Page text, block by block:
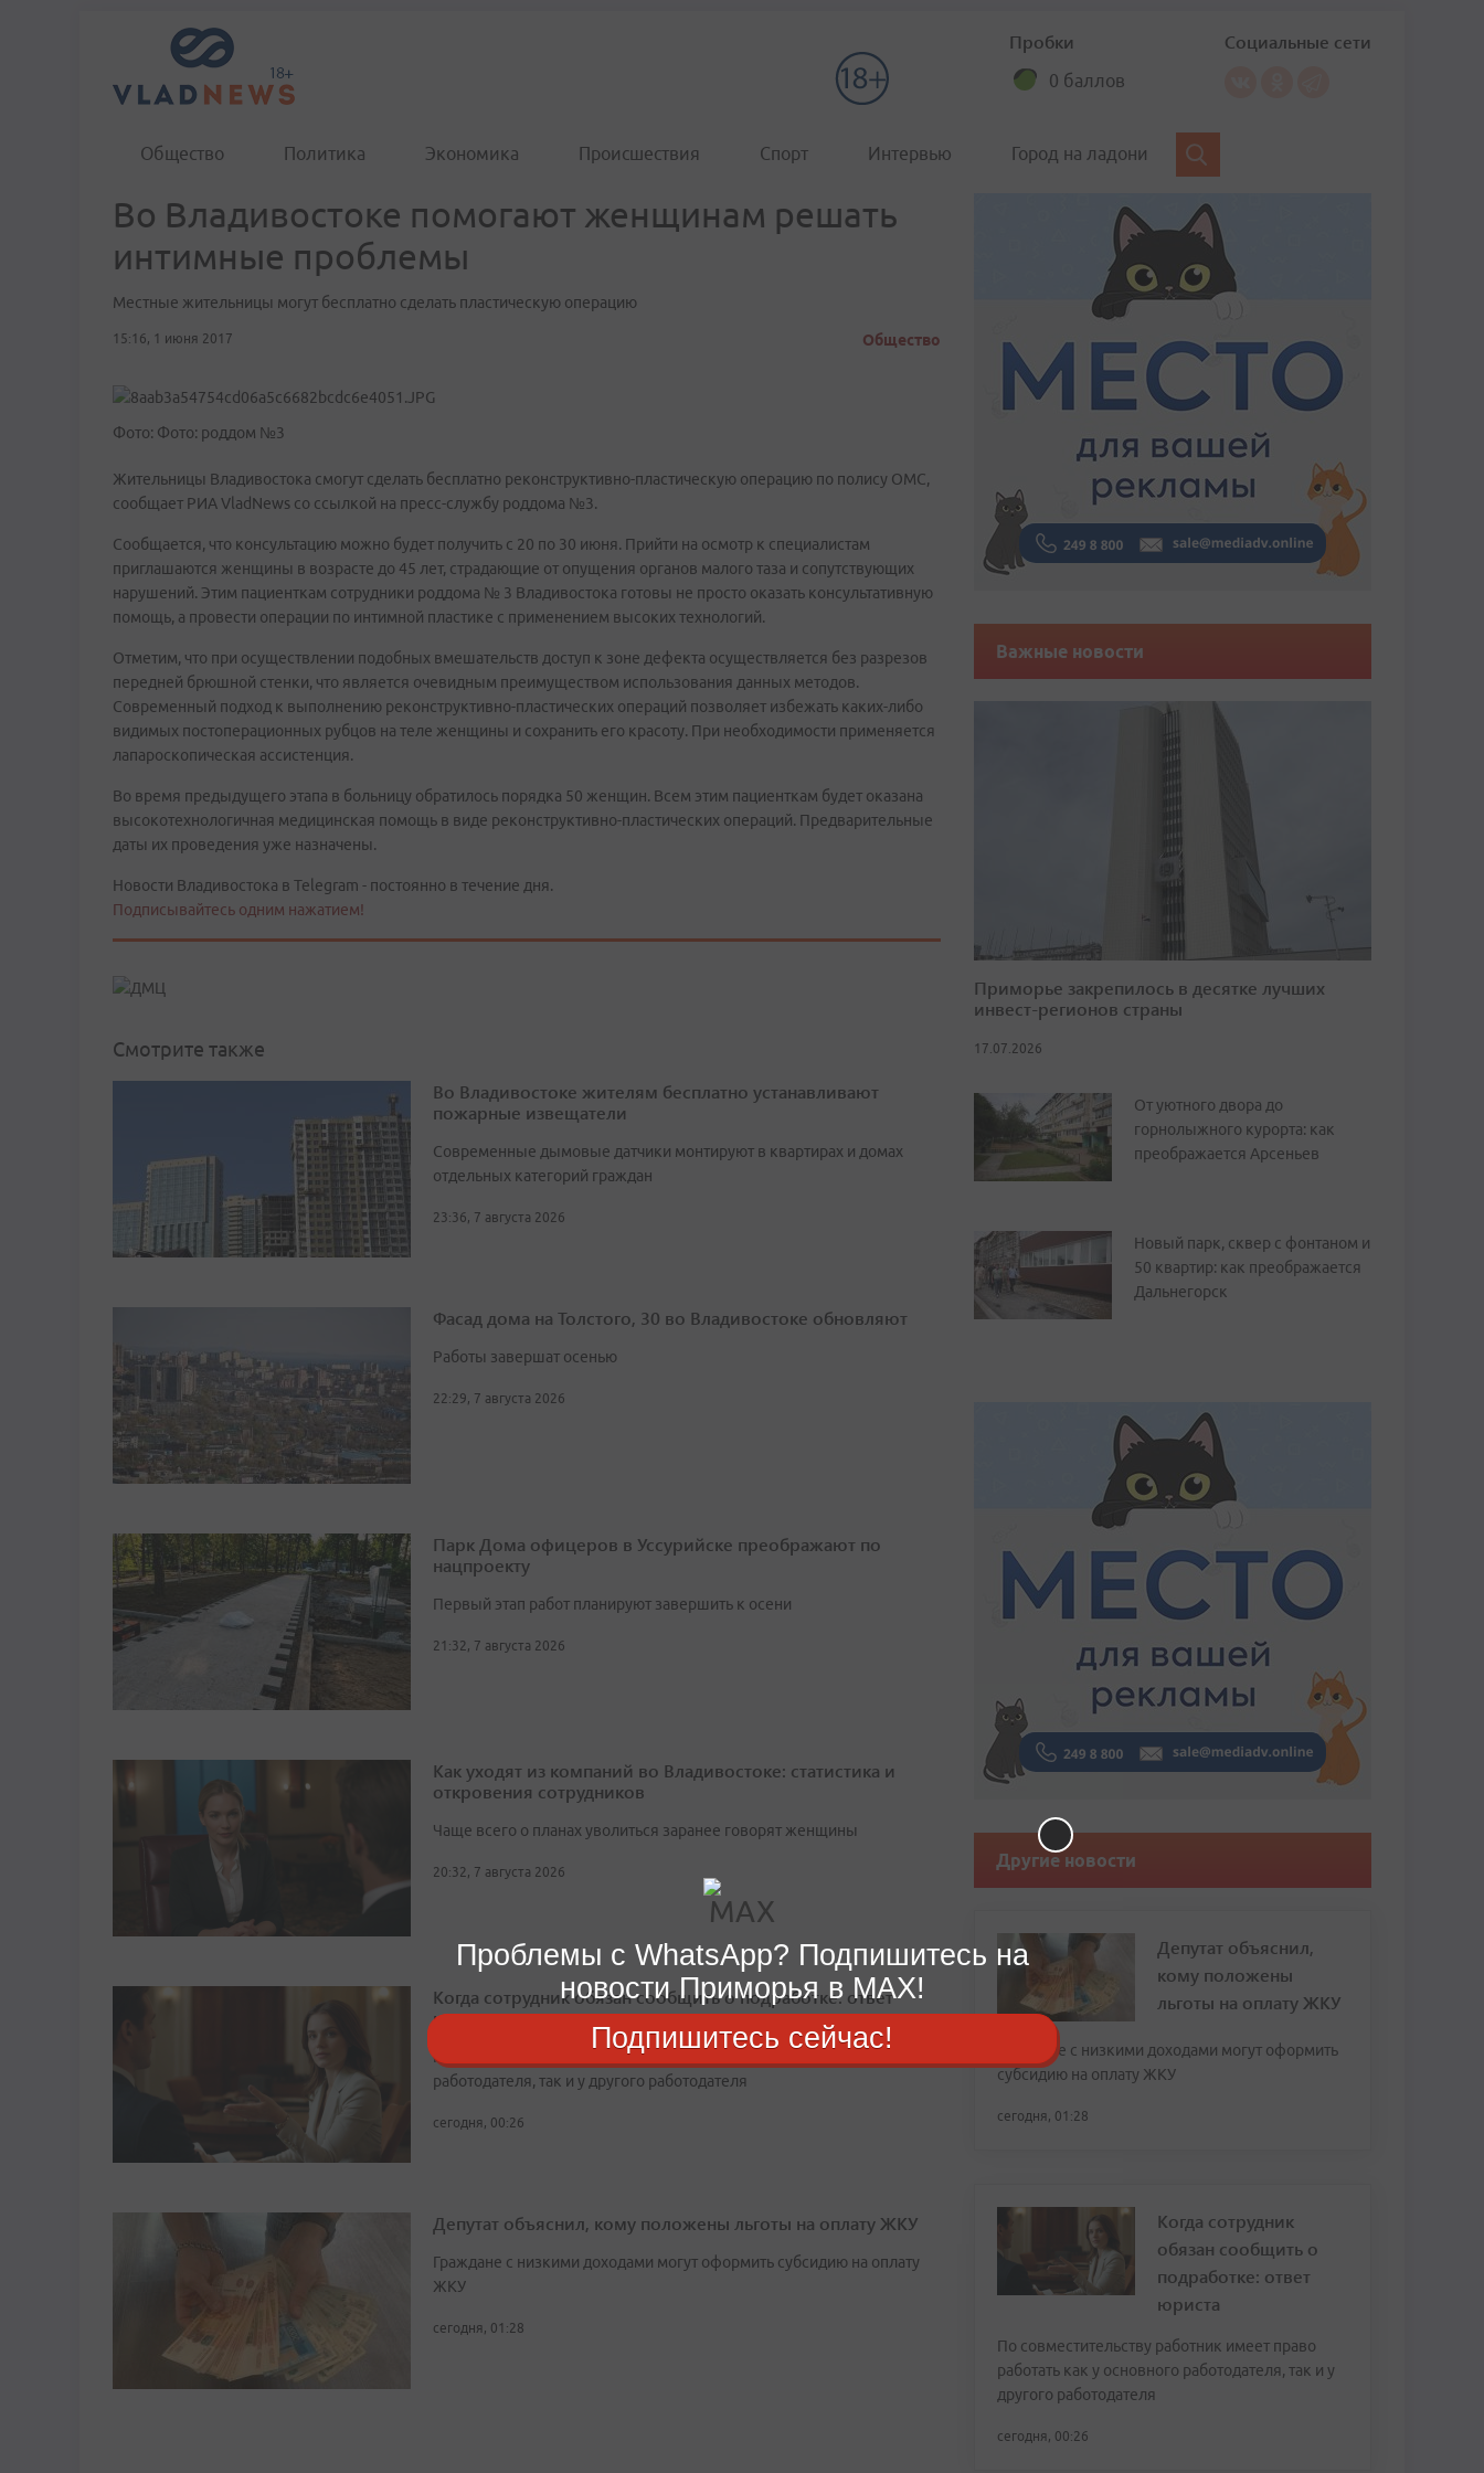
Пробки
0 баллов
Социальные сети
Общество Политика Экономика Происшествия Спорт Интервью Город на ладони
Во Владивостоке помогают женщинам решать
интимные проблемы
Местные жительницы могут бесплатно сделать пластическую операцию
15:16, 1 июня 2017 Общество
Фото: Фото: роддом №3
Жительницы Владивостока смогут сделать бесплатно реконструктивно-пластическую операцию по полису ОМС,
сообщает РИА VladNews со ссылкой на пресс-службу роддома №3.
Сообщается, что консультацию можно будет получить с 20 по 30 июня. Прийти на осмотр к специалистам
приглашаются женщины в возрасте до 45 лет, страдающие от опущения органов малого таза и сопутствующих
нарушений. Этим пациенткам сотрудники роддома № 3 Владивостока готовы не просто оказать консультативную
помощь, а провести операции по интимной пластике с применением высоких технологий.
Отметим, что при осуществлении подобных вмешательств доступ к зоне дефекта осуществляется без разрезов
передней брюшной стенки, что является очевидным преимуществом использования данных методов.
Современный подход к выполнению реконструктивно-пластических операций позволяет избежать каких-либо
видимых постоперационных рубцов на теле женщины и сохранить его красоту. При необходимости применяется
лапароскопическая ассистенция.
Во время предыдущего этапа в больницу обратилось порядка 50 женщин. Всем этим пациенткам будет оказана
высокотехнологичная медицинская помощь в виде реконструктивно-пластических операций. Предварительные
даты их проведения уже назначены.
Новости Владивостока в Telegram - постоянно в течение дня.
Подписывайтесь одним нажатием!
Смотрите также
Во Владивостоке жителям бесплатно устанавливают
пожарные извещатели
Современные дымовые датчики монтируют в квартирах и домах
отдельных категорий граждан
23:36, 7 августа 2026
Фасад дома на Толстого, 30 во Владивостоке обновляют
Работы завершат осенью
22:29, 7 августа 2026
Парк Дома офицеров в Уссурийске преображают по
нацпроекту
Первый этап работ планируют завершить к осени
21:32, 7 августа 2026
Как уходят из компаний во Владивостоке: статистика и
откровения сотрудников
Чаще всего о планах уволиться заранее говорят женщины
20:32, 7 августа 2026
Когда сотрудник обязан сообщить о подработке: ответ
юриста
По совместительству работник имеет право работать как у основного
работодателя, так и у другого работодателя
сегодня, 00:26
Депутат объяснил, кому положены льготы на оплату ЖКУ
Граждане с низкими доходами могут оформить субсидию на оплату
ЖКУ
сегодня, 01:28
Важные новости
Приморье закрепилось в десятке лучших
инвест-регионов страны
17.07.2026
От уютного двора до
горнолыжного курорта: как
преображается Арсеньев
Новый парк, сквер с фонтаном и
50 квартир: как преображается
Дальнегорск
Другие новости
Депутат объяснил,
кому положены
льготы на оплату ЖКУ
Граждане с низкими доходами могут оформить
субсидию на оплату ЖКУ
сегодня, 01:28
Когда сотрудник
обязан сообщить о
подработке: ответ
юриста
По совместительству работник имеет право
работать как у основного работодателя, так и у
другого работодателя
сегодня, 00:26
Проблемы с WhatsApp? Подпишитесь на
новости Приморья в MAX!
Подпишитесь сейчас!